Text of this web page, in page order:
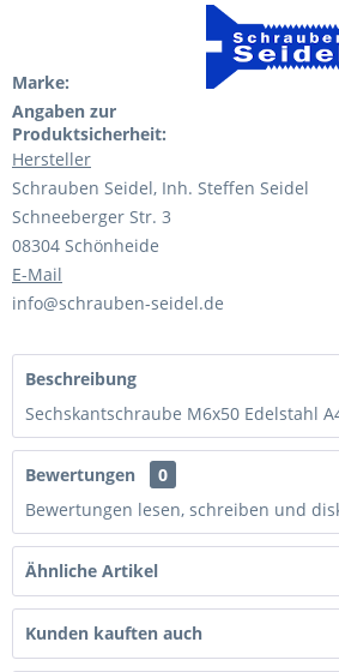
Marke:
Angaben zur
Produktsicherheit:
Hersteller
Schrauben Seidel, Inh. Steffen Seidel
Schneeberger Str. 3
08304 Schönheide
E-Mail
info@schrauben-seidel.de
Beschreibung
Sechskantschraube M6x50 Edelstahl
Bewertungen
0
Bewertungen lesen, schreiben und
Ähnliche Artikel
Kunden kauften auch